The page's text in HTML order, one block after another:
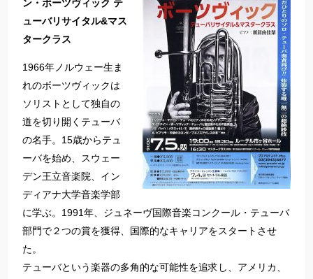
ン・ボーツヴィック テ
ューバリサイタル&マス
タークラス
1966年ノルウェー生ま
れのボーツヴィックは
ソリストとして独自の
道を切り開くテューバ
の名手。15歳からテュ
ーバを始め、スウェー
デン王立音楽院、イン
ディアナ大学音楽学部
に学ぶ。1991年、ジュネーヴ国際音楽コンクール・テューバ
部門で２つの賞を獲得、国際的なキャリアをスタートさせ
た。
テューバという楽器の多角的な可能性を追求し、アメリカ、